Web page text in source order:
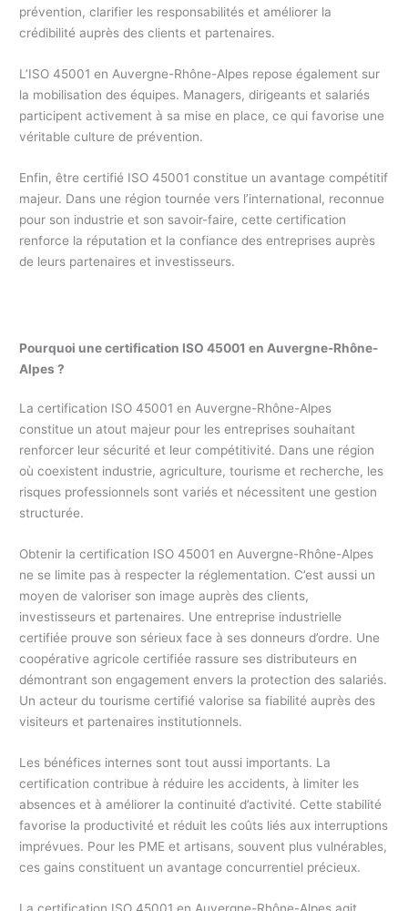
prévention, clarifier les responsabilités et améliorer la
crédibilité auprès des clients et partenaires.
L’ISO 45001 en Auvergne-Rhône-Alpes repose également sur
la mobilisation des équipes. Managers, dirigeants et salariés
participent activement à sa mise en place, ce qui favorise une
véritable culture de prévention.
Enfin, être certifié ISO 45001 constitue un avantage compétitif
majeur. Dans une région tournée vers l’international, reconnue
pour son industrie et son savoir-faire, cette certification
renforce la réputation et la confiance des entreprises auprès
de leurs partenaires et investisseurs.
Pourquoi une certification ISO 45001 en Auvergne-Rhône-
Alpes ?
La certification ISO 45001 en Auvergne-Rhône-Alpes
constitue un atout majeur pour les entreprises souhaitant
renforcer leur sécurité et leur compétitivité. Dans une région
où coexistent industrie, agriculture, tourisme et recherche, les
risques professionnels sont variés et nécessitent une gestion
structurée.
Obtenir la certification ISO 45001 en Auvergne-Rhône-Alpes
ne se limite pas à respecter la réglementation. C’est aussi un
moyen de valoriser son image auprès des clients,
investisseurs et partenaires. Une entreprise industrielle
certifiée prouve son sérieux face à ses donneurs d’ordre. Une
coopérative agricole certifiée rassure ses distributeurs en
démontrant son engagement envers la protection des salariés.
Un acteur du tourisme certifié valorise sa fiabilité auprès des
visiteurs et partenaires institutionnels.
Les bénéfices internes sont tout aussi importants. La
certification contribue à réduire les accidents, à limiter les
absences et à améliorer la continuité d’activité. Cette stabilité
favorise la productivité et réduit les coûts liés aux interruptions
imprévues. Pour les PME et artisans, souvent plus vulnérables,
ces gains constituent un avantage concurrentiel précieux.
La certification ISO 45001 en Auvergne-Rhône-Alpes agit